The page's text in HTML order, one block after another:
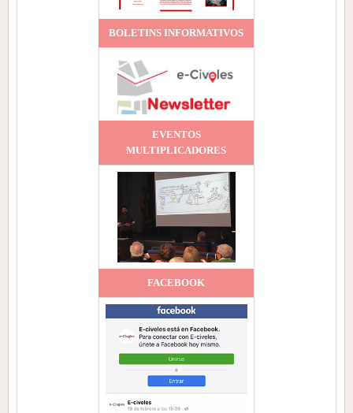
BOLETINS INFORMATIVOS
EVENTOS
MULTIPLICADORES
FACEBOOK